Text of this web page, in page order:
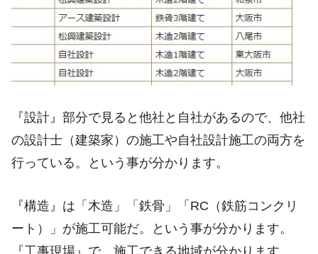
『設計』部分で見ると他社と自社があるので、他社
の設計士（建築家）の施工や自社設計施工の両方を
行っている。という事が分かります。
『構造』は「木造」「鉄骨」「RC（鉄筋コンクリ
ート）」が施工可能だ。という事が分かります。
『工事現場』で、施工できる地域が分かります。